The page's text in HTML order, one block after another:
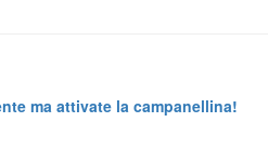
ma attivate la campanellina!